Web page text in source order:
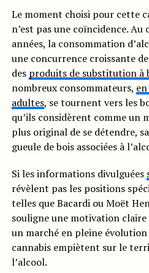
Le moment choisi pour cette
n’est pas une coïncidence. Au
années, la consommation
une concurrence croissante
des produits de substitution à
nombreux consommateurs,
adultes, se tournent vers les
qu’ils considèrent comme un
plus original de se détendre,
gueule de bois associées à
Si les informations divulguées
révèlent pas les positions
telles que Bacardi ou Moët
souligne une motivation
un marché en pleine
cannabis empiètent sur le
l’alcool.